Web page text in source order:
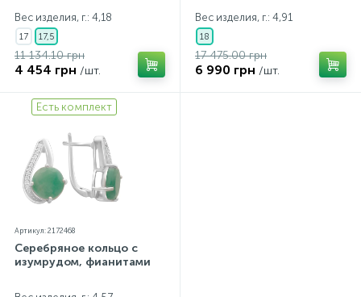
Вес изделия, г.: 4,18
17 17,5
11 134.10 грн
4 454 грн /шт.
Вес изделия, г.: 4,91
18
17 475.00 грн
6 990 грн /шт.
Есть комплект
Артикул: 2172468
Серебряное кольцо с
изумрудом, фианитами